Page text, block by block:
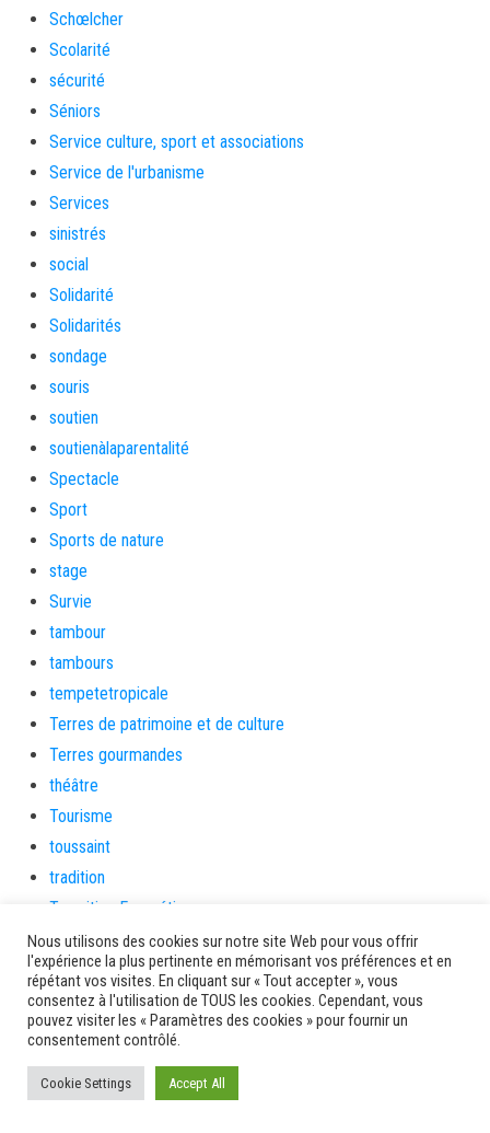
Schœlcher
Scolarité
sécurité
Séniors
Service culture, sport et associations
Service de l'urbanisme
Services
sinistrés
social
Solidarité
Solidarités
sondage
souris
soutien
soutienàlaparentalité
Spectacle
Sport
Sports de nature
stage
Survie
tambour
tambours
tempetetropicale
Terres de patrimoine et de culture
Terres gourmandes
théâtre
Tourisme
toussaint
tradition
Transition Energétique
Transport et routes
Travail
Travaux
Travaux THD
travaux utiles
TSUNAMI
Nous utilisons des cookies sur notre site Web pour vous offrir
l'expérience la plus pertinente en mémorisant vos préférences et en
répétant vos visites. En cliquant sur « Tout accepter », vous
consentez à l'utilisation de TOUS les cookies. Cependant, vous
pouvez visiter les « Paramètres des cookies » pour fournir un
consentement contrôlé.
Cookie Settings Accept All